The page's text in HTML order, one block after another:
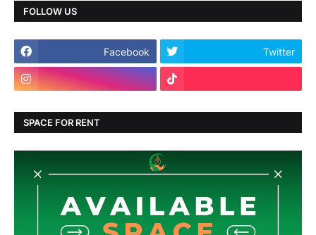
FOLLOW US
Facebook Twitter
SPACE FOR RENT